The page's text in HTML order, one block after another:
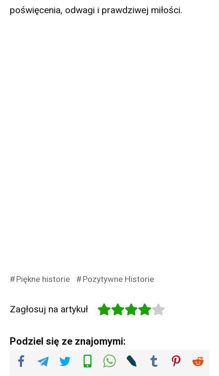
poświęcenia, odwagi i prawdziwej miłości.
Piękne historie Pozytywne Historie
Zagłosuj na artykuł
Podziel się ze znajomymi: